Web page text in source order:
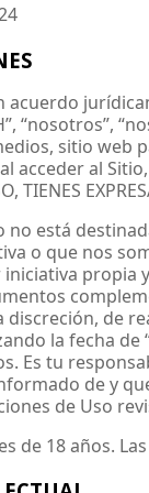
sitio web
acceder al
TIENES
está
o que nos
propia
de
la fecha
Es tu
de y
de Uso
de 18 años.